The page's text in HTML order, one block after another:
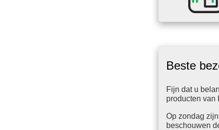
Beste
Fijn dat u
producten van
Op zondag
beschouwen